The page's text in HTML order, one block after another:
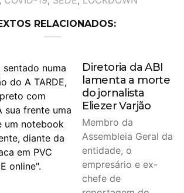
RELACIONADOS:
Diretoria da ABI
lamenta a morte
do jornalista
Eliezer Varjão
Membro da
Assembleia Geral da
entidade, o
empresário e ex-
chefe de